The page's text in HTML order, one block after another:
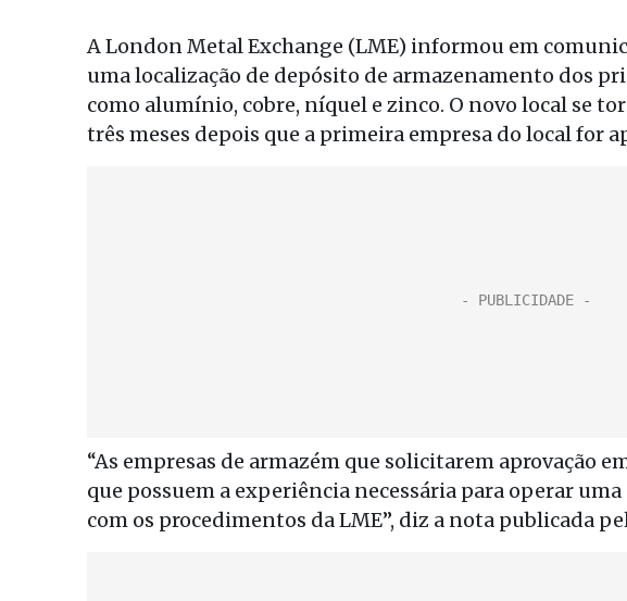
A London Metal Exchange (LME) informou em
uma localização de depósito de armazenamento dos
como alumínio, cobre, níquel e zinco. O novo local se
três meses depois que a primeira empresa do local for
“As empresas de armazém que solicitarem aprovação
que possuem a experiência necessária para operar
com os procedimentos da LME”, diz a nota publicada